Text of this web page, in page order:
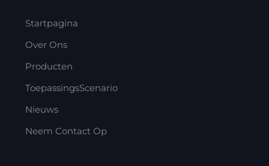
Startpagina
Over Ons
Producten
ToepassingsScenario
Nieuws
Neem Contact Op